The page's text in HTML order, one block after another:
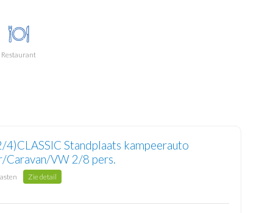
Restaurant
4)CLASSIC Standplaats kampeerauto
Caravan/VW 2/8 pers.
Zie detail